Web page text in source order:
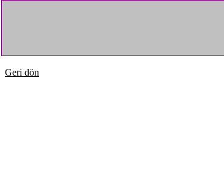
Geri dön